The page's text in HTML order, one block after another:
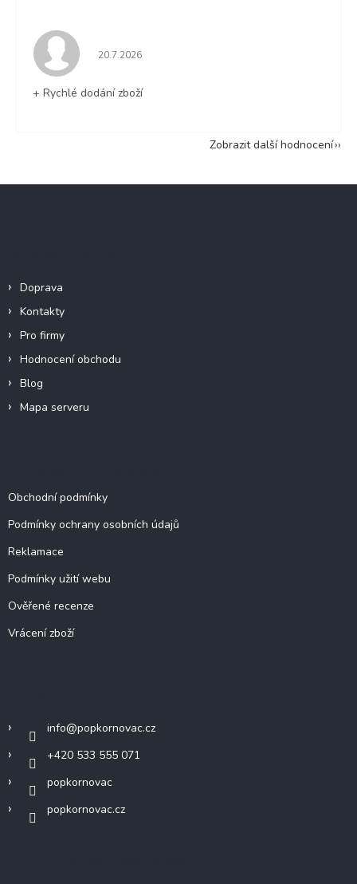
Hodnocení obchodu je 5 z 5 hvězdiček.
20.7.2026
+ Rychlé dodání zboží
Zobrazit další hodnocení
Doprava
Kontakty
Pro firmy
Hodnocení obchodu
Blog
Mapa serveru
Obchodní podmínky
Podmínky ochrany osobních údajů
Reklamace
Podmínky užití webu
Ověřené recenze
Vrácení zboží
info@popkornovac.cz
+420 533 555 071
popkornovac
popkornovac.cz